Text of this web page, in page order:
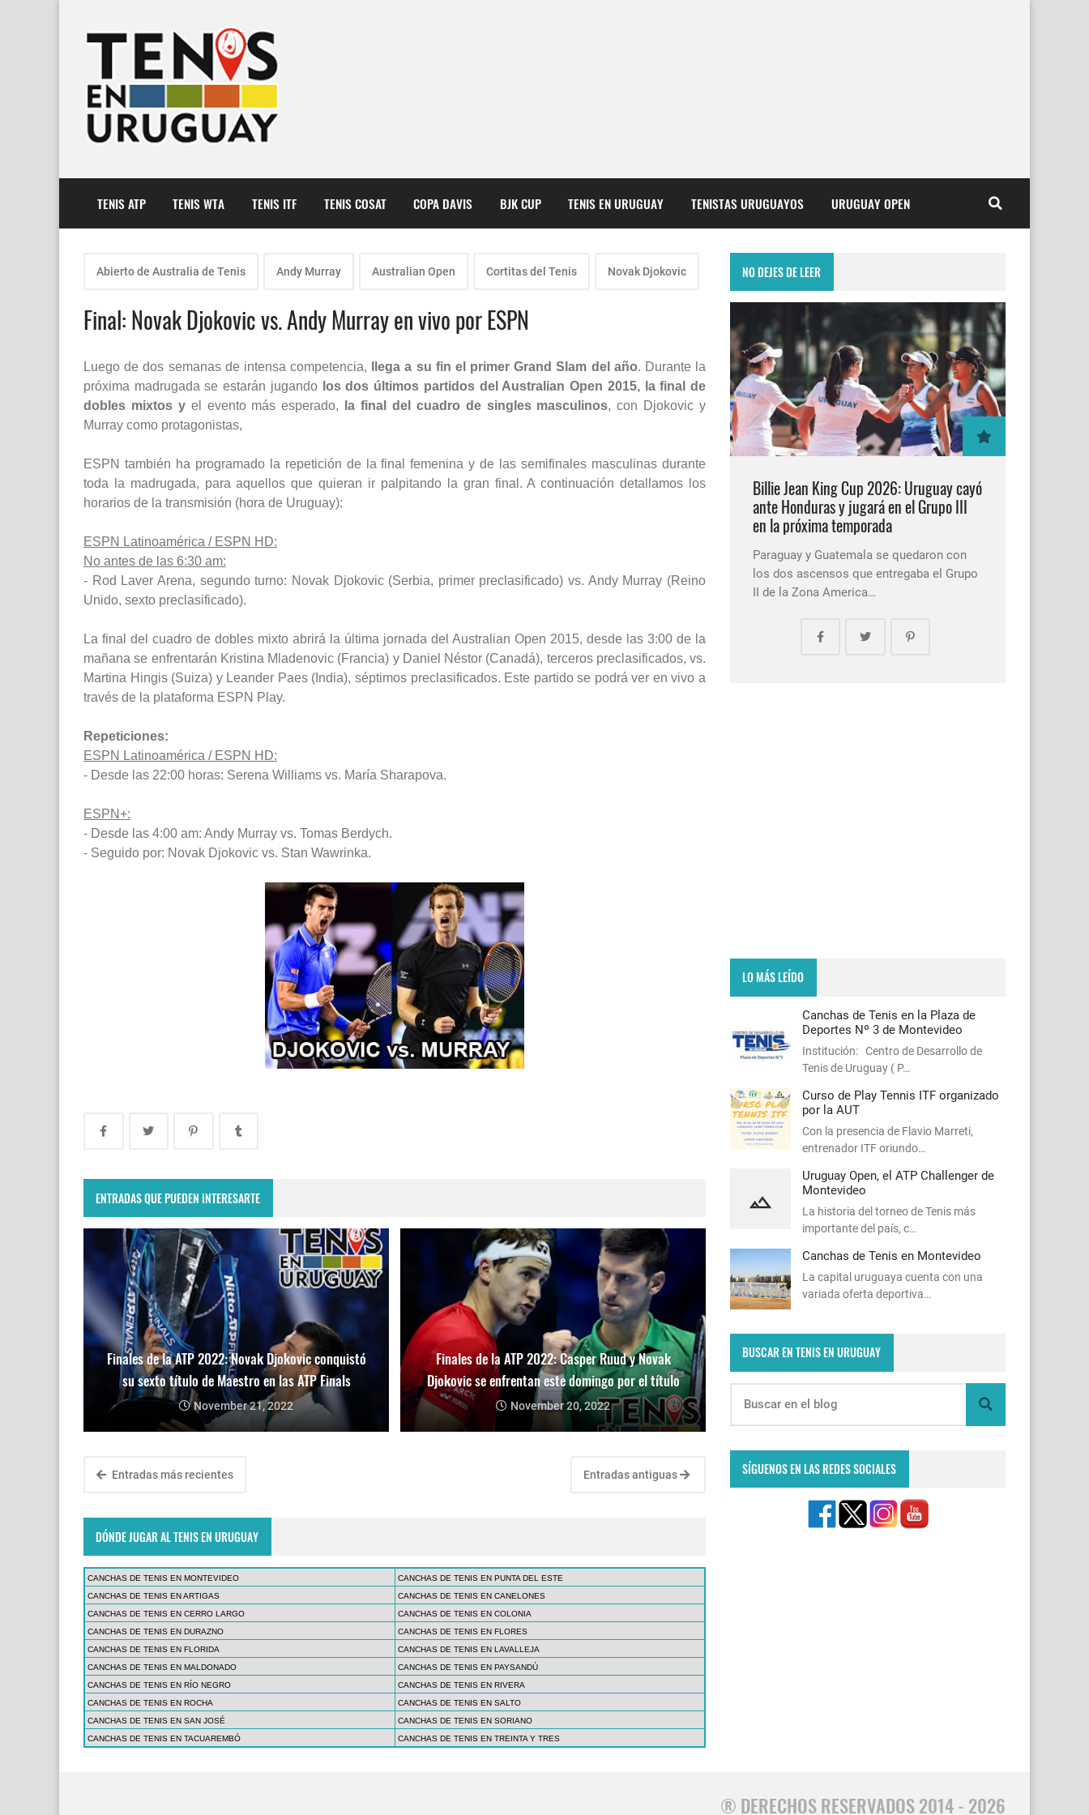
TENIS ATP TENIS WTA TENIS ITF TENIS COSAT COPA DAVIS BJK CUP TENIS EN URUGUAY TENISTAS URUGUAYOS URUGUAY OPEN
Abierto de Australia de Tenis Andy Murray Australian Open Cortitas del Tenis Novak Djokovic
Final: Novak Djokovic vs. Andy Murray en vivo por ESPN
Luego de dos semanas de intensa competencia, llega a su fin el primer Grand Slam del año. Durante la
próxima madrugada se estarán jugando los dos últimos partidos del Australian Open 2015, la final de
dobles mixtos yel evento más esperado, la final del cuadro de singles masculinos, con Djokovic y
Murray como protagonistas,
ESPN también ha programado la repetición de la final femenina y de las semifinales masculinas durante
toda la madrugada, para aquellos que quieran ir palpitando la gran final. A continuación detallamos los
horarios de la transmisión (hora de Uruguay):
ESPN Latinoamérica / ESPN HD:
No antes de las 6:30 am:
- Rod Laver Arena, segundo turno: Novak Djokovic (Serbia, primer preclasificado) vs. Andy Murray (Reino
Unido, sexto preclasificado).
La final del cuadro de dobles mixto abrirá la última jornada del Australian Open 2015, desde las 3:00 de la
mañana se enfrentarán Kristina Mladenovic (Francia) y Daniel Néstor (Canadá), terceros preclasificados, vs.
Martina Hingis (Suiza) y Leander Paes (India), séptimos preclasificados. Este partido se podrá ver en vivo a
través de la plataforma ESPN Play.
Repeticiones:
ESPN Latinoamérica / ESPN HD:
- Desde las 22:00 horas: Serena Williams vs. María Sharapova.
ESPN+:
- Desde las 4:00 am: Andy Murray vs. Tomas Berdych.
- Seguido por: Novak Djokovic vs. Stan Wawrinka.
ENTRADAS QUE PUEDEN INTERESARTE
Finales de la ATP 2022: Novak Djokovic conquistó
su sexto título de Maestro en las ATP Finals
November 21, 2022
Finales de la ATP 2022: Casper Ruud y Novak
Djokovic se enfrentan este domingo por el título
November 20, 2022
Entradas más recientes Entradas antiguas
DÓNDE JUGAR AL TENIS EN URUGUAY
CANCHAS DE TENIS EN MONTEVIDEO
CANCHAS DE TENIS EN PUNTA DEL ESTE
CANCHAS DE TENIS EN ARTIGAS
CANCHAS DE TENIS EN CANELONES
CANCHAS DE TENIS EN CERRO LARGO
CANCHAS DE TENIS EN COLONIA
CANCHAS DE TENIS EN DURAZNO
CANCHAS DE TENIS EN FLORES
CANCHAS DE TENIS EN FLORIDA
CANCHAS DE TENIS EN LAVALLEJA
CANCHAS DE TENIS EN MALDONADO
CANCHAS DE TENIS EN PAYSANDÚ
CANCHAS DE TENIS EN RÍO NEGRO
CANCHAS DE TENIS EN RIVERA
CANCHAS DE TENIS EN ROCHA
CANCHAS DE TENIS EN SALTO
CANCHAS DE TENIS EN SAN JOSÉ
CANCHAS DE TENIS EN SORIANO
CANCHAS DE TENIS EN TACUAREMBÓ
CANCHAS DE TENIS EN TREINTA Y TRES
NO DEJES DE LEER
Billie Jean King Cup 2026: Uruguay cayó
ante Honduras y jugará en el Grupo III
en la próxima temporada
Paraguay y Guatemala se quedaron con
los dos ascensos que entregaba el Grupo
II de la Zona America…
LO MÁS LEÍDO
Canchas de Tenis en la Plaza de
Deportes Nº 3 de Montevideo
Institución: Centro de Desarrollo de
Tenis de Uruguay ( P…
Curso de Play Tennis ITF organizado
por la AUT
Con la presencia de Flavio Marreti,
entrenador ITF oriundo…
Uruguay Open, el ATP Challenger de
Montevideo
La historia del torneo de Tenis más
importante del país, c…
Canchas de Tenis en Montevideo
La capital uruguaya cuenta con una
variada oferta deportiva…
BUSCAR EN TENIS EN URUGUAY
SÍGUENOS EN LAS REDES SOCIALES
® DERECHOS RESERVADOS 2014 - 2026